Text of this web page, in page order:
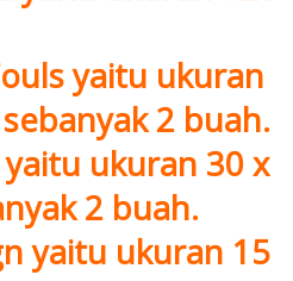
yaitu ukuran
2 buah.
ukuran 30 x
2 buah.
yaitu ukuran 15